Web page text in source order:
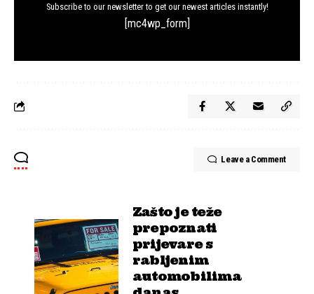
Subscribe to our newsletter to get our newest articles instantly!
[mc4wp_form]
Leave a Comment
Zašto je teže
prepoznati
prijevare s
rabljenim
automobilima